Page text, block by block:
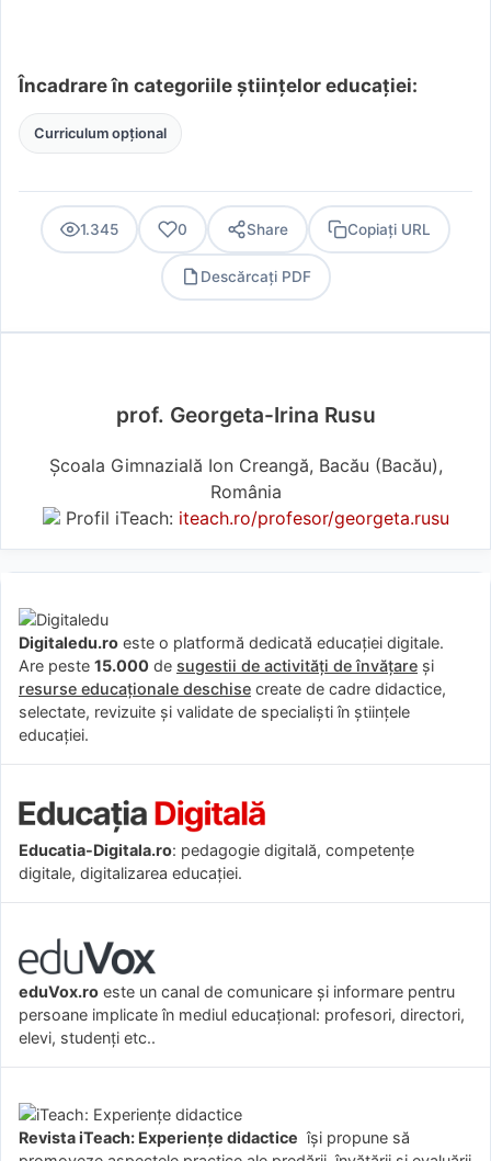
Încadrare în categoriile științelor educației:
Curriculum opțional
1.345 0 Share Copiați URL
Descărcați PDF
prof. Georgeta-Irina Rusu
Școala Gimnazială Ion Creangă, Bacău (Bacău),
România
Profil iTeach: iteach.ro/profesor/georgeta.rusu
Digitaledu.ro este o platformă dedicată educației digitale.
Are peste 15.000 de sugestii de activități de învățare și
resurse educaționale deschise create de cadre didactice,
selectate, revizuite și validate de specialiști în științele
educației.
Educatia-Digitala.ro: pedagogie digitală, competențe
digitale, digitalizarea educației.
eduVox.ro este un canal de comunicare și informare pentru
persoane implicate în mediul educațional: profesori, directori,
elevi, studenți etc..
Revista iTeach: Experienţe didactice îşi propune să